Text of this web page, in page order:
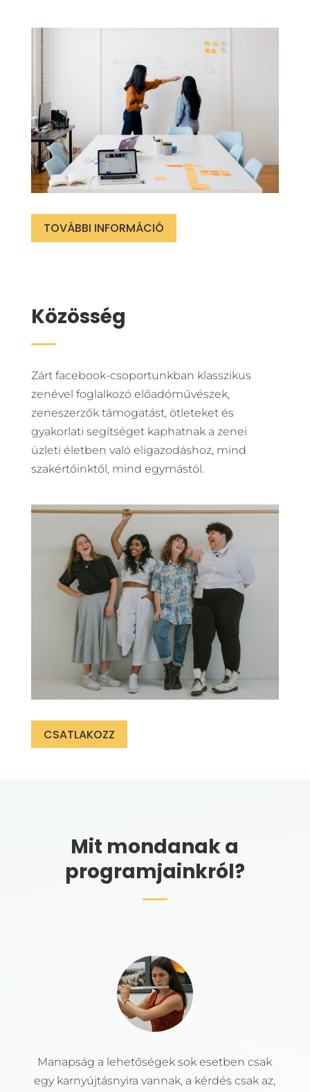
TOVÁBBI INFORMÁCIÓ
Közösség
Zárt facebook-csoportunkban klasszikus
zenével foglalkozó előadóművészek,
zeneszerzők támogatást, ötleteket és
gyakorlati segítséget kaphatnak a zenei
üzleti életben való eligazodáshoz, mind
szakértőinktől, mind egymástól.
CSATLAKOZZ
Mit mondanak a
programjainkról?
Manapság a lehetőségek sok esetben csak
egy karnyújtásnyira vannak, a kérdés csak az,